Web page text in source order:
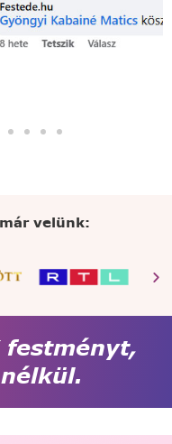
velünk:
festményt,